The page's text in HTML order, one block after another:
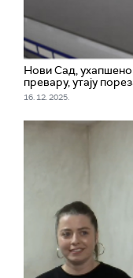
Нови Сад,
превару, утају
16. 12. 2025.